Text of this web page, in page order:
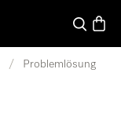
Suche
/ Problemlösung